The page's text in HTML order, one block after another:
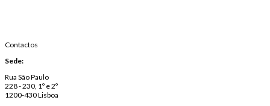
Contactos
Sede:
Rua São Paulo
228 - 230, 1º e 2º
1200-430 Lisboa